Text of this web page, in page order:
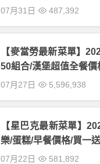
07月31日 487,392
【麥當勞最新菜單】
50組合/漢堡超值全餐價
07月27日 5,596,938
【星巴克最新菜單】
樂/蛋糕/早餐價格/買一
07月22日 581,892